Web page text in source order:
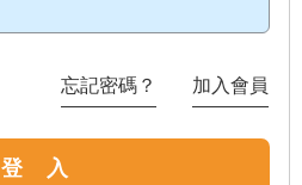
忘記密碼？ 加入會員
登 入